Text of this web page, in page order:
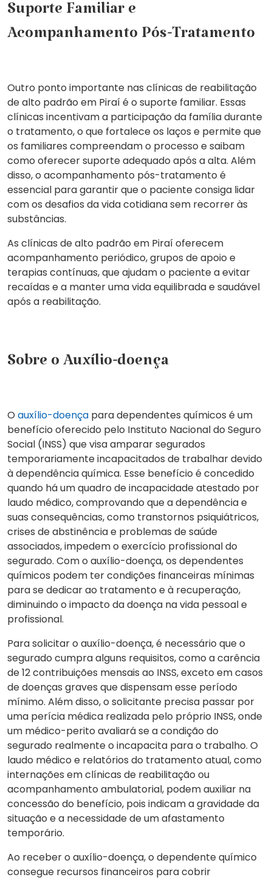
Suporte Familiar e
Acompanhamento Pós-Tratamento
Outro ponto importante nas clínicas de reabilitação
de alto padrão em Piraí é o suporte familiar. Essas
clínicas incentivam a participação da família durante
o tratamento, o que fortalece os laços e permite que
os familiares compreendam o processo e saibam
como oferecer suporte adequado após a alta. Além
disso, o acompanhamento pós-tratamento é
essencial para garantir que o paciente consiga lidar
com os desafios da vida cotidiana sem recorrer às
substâncias.
As clínicas de alto padrão em Piraí oferecem
acompanhamento periódico, grupos de apoio e
terapias contínuas, que ajudam o paciente a evitar
recaídas e a manter uma vida equilibrada e saudável
após a reabilitação.
Sobre o Auxílio-doença
O auxílio-doença para dependentes químicos é um
benefício oferecido pelo Instituto Nacional do Seguro
Social (INSS) que visa amparar segurados
temporariamente incapacitados de trabalhar devido
à dependência química. Esse benefício é concedido
quando há um quadro de incapacidade atestado por
laudo médico, comprovando que a dependência e
suas consequências, como transtornos psiquiátricos,
crises de abstinência e problemas de saúde
associados, impedem o exercício profissional do
segurado. Com o auxílio-doença, os dependentes
químicos podem ter condições financeiras mínimas
para se dedicar ao tratamento e à recuperação,
diminuindo o impacto da doença na vida pessoal e
profissional.
Para solicitar o auxílio-doença, é necessário que o
segurado cumpra alguns requisitos, como a carência
de 12 contribuições mensais ao INSS, exceto em casos
de doenças graves que dispensam esse período
mínimo. Além disso, o solicitante precisa passar por
uma perícia médica realizada pelo próprio INSS, onde
um médico-perito avaliará se a condição do
segurado realmente o incapacita para o trabalho. O
laudo médico e relatórios do tratamento atual, como
internações em clínicas de reabilitação ou
acompanhamento ambulatorial, podem auxiliar na
concessão do benefício, pois indicam a gravidade da
situação e a necessidade de um afastamento
temporário.
Ao receber o auxílio-doença, o dependente químico
consegue recursos financeiros para cobrir